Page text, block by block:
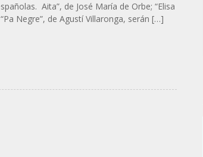
Aita”, de José María de Orbe; “Elisa
Negre”, de Agustí Villaronga, serán […]